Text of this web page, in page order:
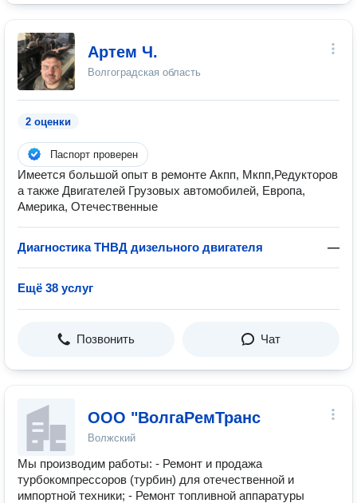
Артем Ч.
Волгоградская область
2 оценки
Паспорт проверен
Имеется большой опыт в ремонте Акпп, Мкпп,Редукторов
а также Двигателей Грузовых автомобилей, Европа,
Америка, Отечественные
Диагностика ТНВД дизельного двигателя —
Ещё 38 услуг
Позвонить Чат
ООО "ВолгаРемТранс
Волжский
Мы производим работы: - Ремонт и продажа
турбокомпрессоров (турбин) для отечественной и
импортной техники; - Ремонт топливной аппаратуры